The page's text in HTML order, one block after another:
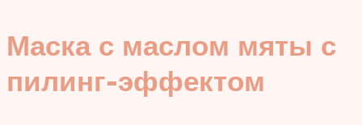
Маска с маслом мяты с
пилинг-эффектом